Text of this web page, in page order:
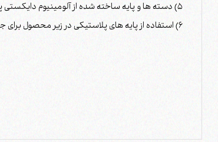
5) دسته ها و پایه ساخته شده از آلومینیوم دایکستی پولیش شده به منظور افزایش زیبایی محصول
6) استفاده از پایه های پلاستیکی در زیر محصول برای جلوگیری از سرخوردن بر روی سطوح لغزنده